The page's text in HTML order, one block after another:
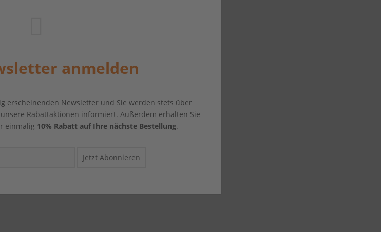
anmelden
erscheinenden Newsletter und Sie werden stets über
Rabattaktionen informiert. Außerdem erhalten Sie
einmalig 10% Rabatt auf Ihre nächste Bestellung.
Jetzt Abonnieren